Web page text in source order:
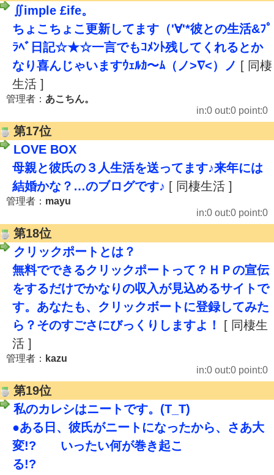
∬imple £ife。
ちょこちょこ更新してます（'∀'*彼との生活&ﾌﾟ
ﾗﾍﾞ日記☆★☆一言でもｺﾒﾝﾄ残してくれるとか
なり喜んじゃいますｳｪﾙｶ〜ﾑ（ノ>∇<）ノ [ 同棲
生活 ]
管理者： あこちん。
in:0 out:0 point:0
第17位
LOVE BOX
母親と彼氏の３人生活を送ってます♪来年には
結婚かな？…のブログです♪ [ 同棲生活 ]
管理者： mayu
in:0 out:0 point:0
第18位
クリックポートとは？
無料でできるクリックポートって？ＨＰの宣伝
をするだけでかなりの収入が見込めるサイトで
す。あなたも、クリックボートに登録してみた
ら？そのすごさにびっくりしますよ！
[ 同棲生
活 ]
管理者： kazu
in:0 out:0 point:0
第19位
私のカレシはニートです。(T_T)
●ある日、彼氏がニートになったから、さあ大
変!? いったい何が巻き起こ
る